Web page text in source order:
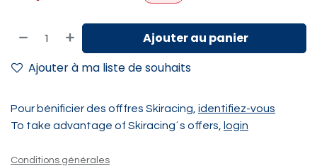
Ajouter au panier
Ajouter à ma liste de souhaits
Pour bénificier des offfres Skiracing, identifiez-vous
To take advantage of Skiracing´s offers,
login
Conditions générales